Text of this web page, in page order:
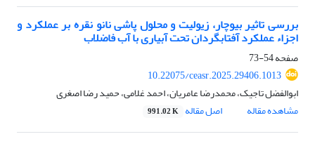
بررسی تاثیر بیوچار، زیولیت و محلول پاشی نانو نقره بر عملکرد و
اجزاء عملکرد آفتابگردان تحت آبیاری با آب فاضلاب
صفحه54-73
10.22075/ceasr.2025.29406.1013
ابوالفضل تاجیک، محمدرضا عامریان، احمد غلامی، حمید رضا اصغری
مشاهده مقاله
اصل مقاله 991.02 K